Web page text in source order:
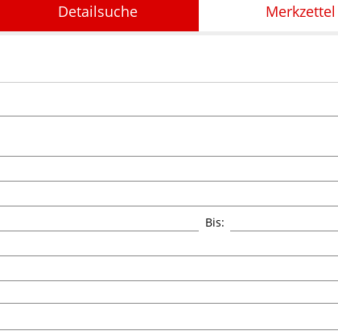
Detailsuche Merkzettel
Bis: